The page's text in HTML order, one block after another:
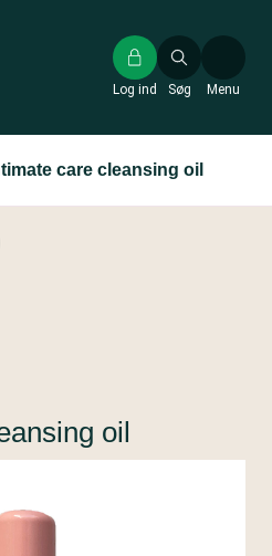
Søg
Log ind Menu
care cleansing oil
oil